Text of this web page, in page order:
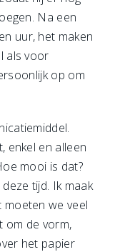
Na een
uur, het maken
als voor
op om
enkel en alleen
mooi is dat?
tijd. Ik maak
moeten we veel
om de vorm,
het papier